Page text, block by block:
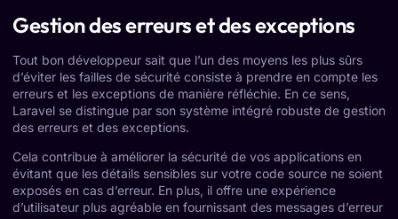
Gestion des erreurs et des exceptions
Tout bon développeur sait que l’un des moyens les plus sûrs
d’éviter les failles de sécurité consiste à prendre en compte les
erreurs et les exceptions de manière réfléchie. En ce sens,
Laravel se distingue par son système intégré robuste de gestion
des erreurs et des exceptions.
Cela contribue à améliorer la sécurité de vos applications en
évitant que les détails sensibles sur votre code source ne soient
exposés en cas d’erreur. En plus, il offre une expérience
d’utilisateur plus agréable en fournissant des messages d’erreur